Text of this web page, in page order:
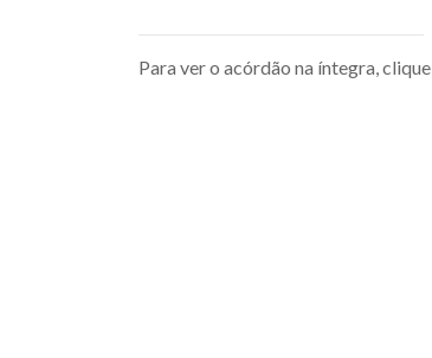
Para ver o acórdão na íntegra, clique